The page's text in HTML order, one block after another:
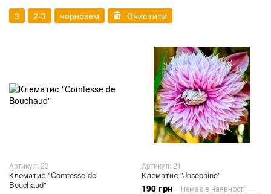
3 2-3 чорнозем Очистити
Артикул: 23
Клематис "Comtesse de
Bouchaud"
Артикул: 21
Клематис "Josephine"
190 грн Немає в наявності